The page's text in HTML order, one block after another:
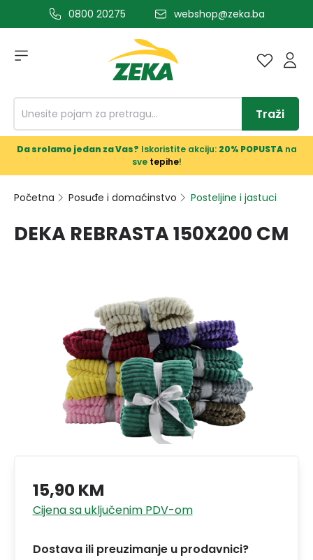
glavni sadržaj0800 20275 webshop@zeka.ba
Traži
Da srolamo jedan za Vas? Iskoristite akciju: 20% POPUSTAna
sve tepihe!
Početna Posuđe i domaćinstvo Posteljine i jastuci
DEKA REBRASTA 150X200 CM
15,90 KM
Cijena sa uključenim PDV-om
Dostava ili preuzimanje u prodavnici?